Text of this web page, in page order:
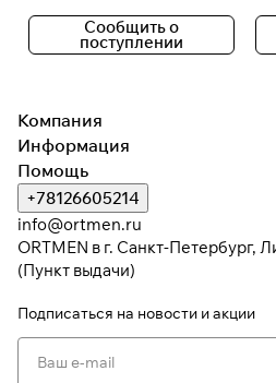
Сообщить о
поступлении
Компания
Информация
Помощь
+78126605214
info@ortmen.ru
ORTMEN в г. Санкт-Петербург,
(Пункт выдачи)
Подписаться на новости и акции